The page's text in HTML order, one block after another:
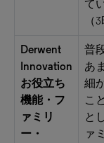
て
（
Derwent
Innovation
お役立ち
機能・フ
ァミリ
ー・
普
あ
細
こ
と
ァ